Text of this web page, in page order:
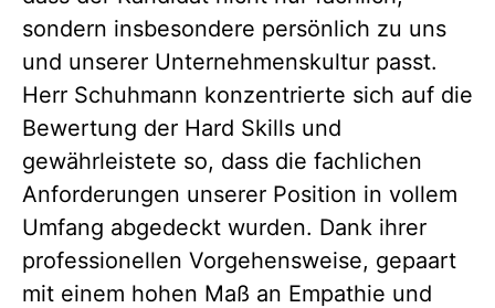
sondern insbesondere persönlich zu uns
und unserer Unternehmenskultur passt.
Herr Schuhmann konzentrierte sich auf die
Bewertung der Hard Skills und
gewährleistete so, dass die fachlichen
Anforderungen unserer Position in vollem
Umfang abgedeckt wurden. Dank ihrer
professionellen Vorgehensweise, gepaart
mit einem hohen Maß an Empathie und